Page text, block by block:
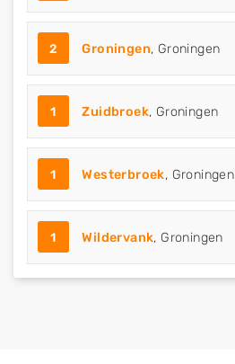
2 Groningen, Groningen
1 Zuidbroek, Groningen
1 Westerbroek, Groningen
1 Wildervank, Groningen